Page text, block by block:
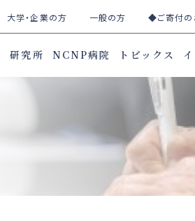
大学・企業の方 一般の方 ◆ご寄付
研究所 NCNP病院 トピックス